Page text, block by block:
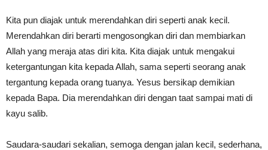
Kita pun diajak untuk merendahkan diri seperti anak kecil.
Merendahkan diri berarti mengosongkan diri dan membiarkan
Allah yang meraja atas diri kita. Kita diajak untuk mengakui
ketergantungan kita kepada Allah, sama seperti seorang anak
tergantung kepada orang tuanya. Yesus bersikap demikian
kepada Bapa. Dia merendahkan diri dengan taat sampai mati di
kayu salib.
Saudara-saudari sekalian, semoga dengan jalan kecil, sederhana,